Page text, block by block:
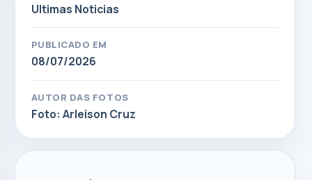
Ultimas Noticias
PUBLICADO EM
08/07/2026
AUTOR DAS FOTOS
Foto: Arleison Cruz